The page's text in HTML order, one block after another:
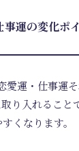
事運の変化ポ
愛運・仕事運
り入れること
くなります。